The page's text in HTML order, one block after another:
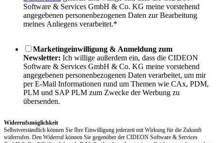
Software & Services GmbH & Co. KG meine vorstehend
angegebenen personenbezogenen Daten zur Bearbeitung
meines Anliegens verarbeitet.*
Marketingeinwilligung & Anmeldung zum
Newsletter: Ich willige außerdem ein, dass die CIDEON
Software & Services GmbH & Co. KG meine vorstehend
angegebenen personenbezogenen Daten verarbeitet, um mir
per E-Mail Informationen rund um Themen wie CAx, PDM,
PLM und SAP PLM zum Zwecke der Werbung zu
übersenden.
Widerrufsmöglichkeit
Selbstverständlich können Sie Ihre Einwilligung jederzeit mit Wirkung für die Zukunft
widerrufen. Den Widerruf können Sie gegenüber der CIDEON Software & Services